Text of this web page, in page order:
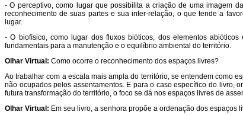
- O perceptivo, como lugar que possibilita a criação de uma imagem
reconhecimento de suas partes e sua inter-relação, o que tende a
lugar.
- O biofísico, como lugar dos fluxos bióticos, dos elementos
fundamentais para a manutenção e o equilíbrio ambiental do território.
Olhar Virtual: Como ocorre o reconhecimento dos espaços livres?
Ao trabalhar com a escala mais ampla do território, se entendem como
não ocupados pelos assentamentos. E para o caso específico do livro,
futura transformação do território, o foco se dá nos espaços livres de
Olhar Virtual: Em seu livro, a senhora propõe a ordenação dos espaços